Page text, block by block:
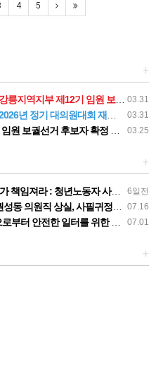
4 5
+
03.31
부 제12기 임원 보궐선거결과 공고
03.31
정기 대의원대회 재소집 건
03.25
보궐선거 후보자 확정 공고
+
6일전
고의 철저한 진상규명과 재발방지 대책 마련하라
07.16
의원직 상실, 사필귀정이다
07.01
노총 강원지역본부 폭염감시단 선포 기자회견
+